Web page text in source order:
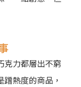
克力都層出不窮
蹭熱度的商品，